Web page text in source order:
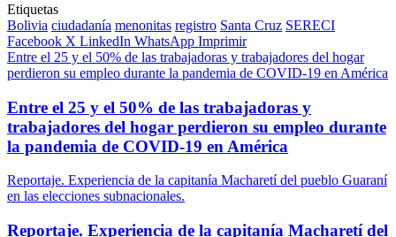
Etiquetas
Bolivia ciudadanía menonitas registro Santa Cruz SERECI
Facebook X LinkedIn WhatsApp Imprimir
Entre el 25 y el 50% de las trabajadoras y trabajadores del hogar
perdieron su empleo durante la pandemia de COVID-19 en América
Entre el 25 y el 50% de las trabajadoras y
trabajadores del hogar perdieron su empleo durante
la pandemia de COVID-19 en América
Reportaje. Experiencia de la capitanía Macharetí del pueblo Guaraní
en las elecciones subnacionales.
Reportaje. Experiencia de la capitanía Macharetí del